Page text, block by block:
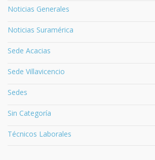
Noticias Generales
Noticias Suramérica
Sede Acacias
Sede Villavicencio
Sedes
Sin Categoría
Técnicos Laborales